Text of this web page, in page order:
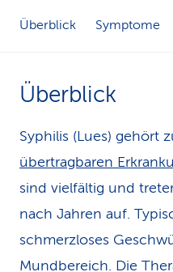
Überblick Symptome
Überblick
Syphilis (Lues) gehört
übertragbaren
sind vielfältig und
nach Jahren auf.
schmerzloses
Mundbereich. Die